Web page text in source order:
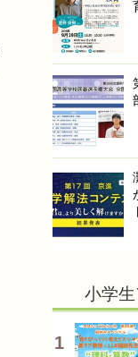
小学